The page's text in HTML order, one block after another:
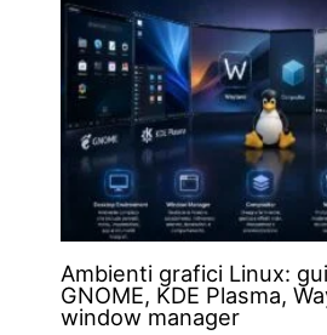
Ambienti grafici Linux:
GNOME, KDE Plasma,
window manager